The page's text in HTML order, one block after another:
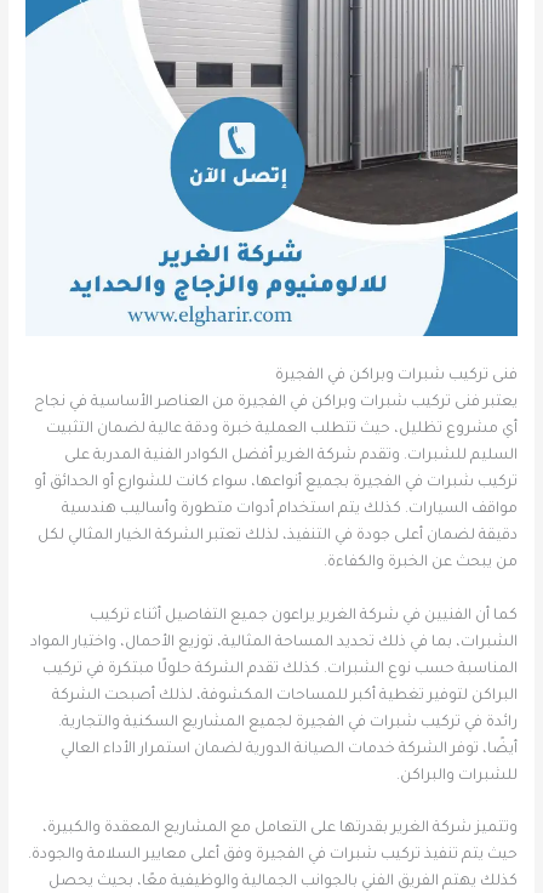
فنى تركيب شبرات وبراكن في الفجيرة
يعتبر فنى تركيب شبرات وبراكن في الفجيرة من العناصر الأساسية في نجاح
أي مشروع تظليل، حيث تتطلب العملية خبرة ودقة عالية لضمان التثبيت
السليم للشبرات. وتقدم شركة الغرير أفضل الكوادر الفنية المدربة على
تركيب شبرات في الفجيرة بجميع أنواعها، سواء كانت للشوارع أو الحدائق أو
مواقف السيارات. كذلك يتم استخدام أدوات متطورة وأساليب هندسية
دقيقة لضمان أعلى جودة في التنفيذ، لذلك تعتبر الشركة الخيار المثالي لكل
من يبحث عن الخبرة والكفاءة.
كما أن الفنيين في شركة الغرير يراعون جميع التفاصيل أثناء تركيب
الشبرات، بما في ذلك تحديد المساحة المثالية، توزيع الأحمال، واختيار المواد
المناسبة حسب نوع الشبرات. كذلك تقدم الشركة حلولًا مبتكرة في تركيب
البراكن لتوفير تغطية أكبر للمساحات المكشوفة، لذلك أصبحت الشركة
رائدة في تركيب شبرات في الفجيرة لجميع المشاريع السكنية والتجارية.
أيضًا، توفر الشركة خدمات الصيانة الدورية لضمان استمرار الأداء العالي
للشبرات والبراكن.
وتتميز شركة الغرير بقدرتها على التعامل مع المشاريع المعقدة والكبيرة،
حيث يتم تنفيذ تركيب شبرات في الفجيرة وفق أعلى معايير السلامة والجودة.
كذلك يهتم الفريق الفني بالجوانب الجمالية والوظيفية معًا، بحيث يحصل